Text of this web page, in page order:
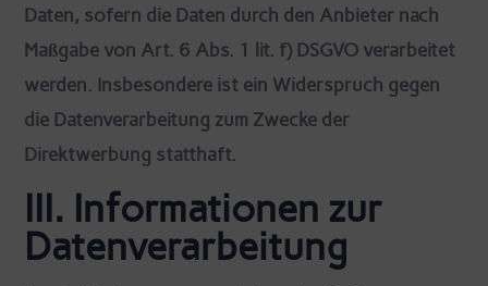
Daten, sofern die Daten durch den Anbieter nach
Maßgabe von Art. 6 Abs. 1 lit. f) DSGVO verarbeitet
werden. Insbesondere ist ein Widerspruch gegen
die Datenverarbeitung zum Zwecke der
Direktwerbung statthaft.
III. Informationen zur
Datenverarbeitung